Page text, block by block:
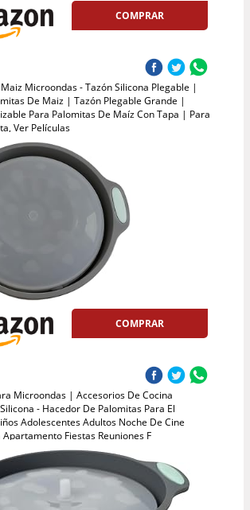
COMPRAR
Microondas - Tazón Silicona Plegable |
De Maiz | Tazón Plegable Grande |
Para Palomitas De Maíz Con Tapa | Para
Ver Películas
COMPRAR
Microondas | Accesorios De Cocina
- Hacedor De Palomitas Para El
Adolescentes Adultos Noche De Cine
Fiestas Reuniones F